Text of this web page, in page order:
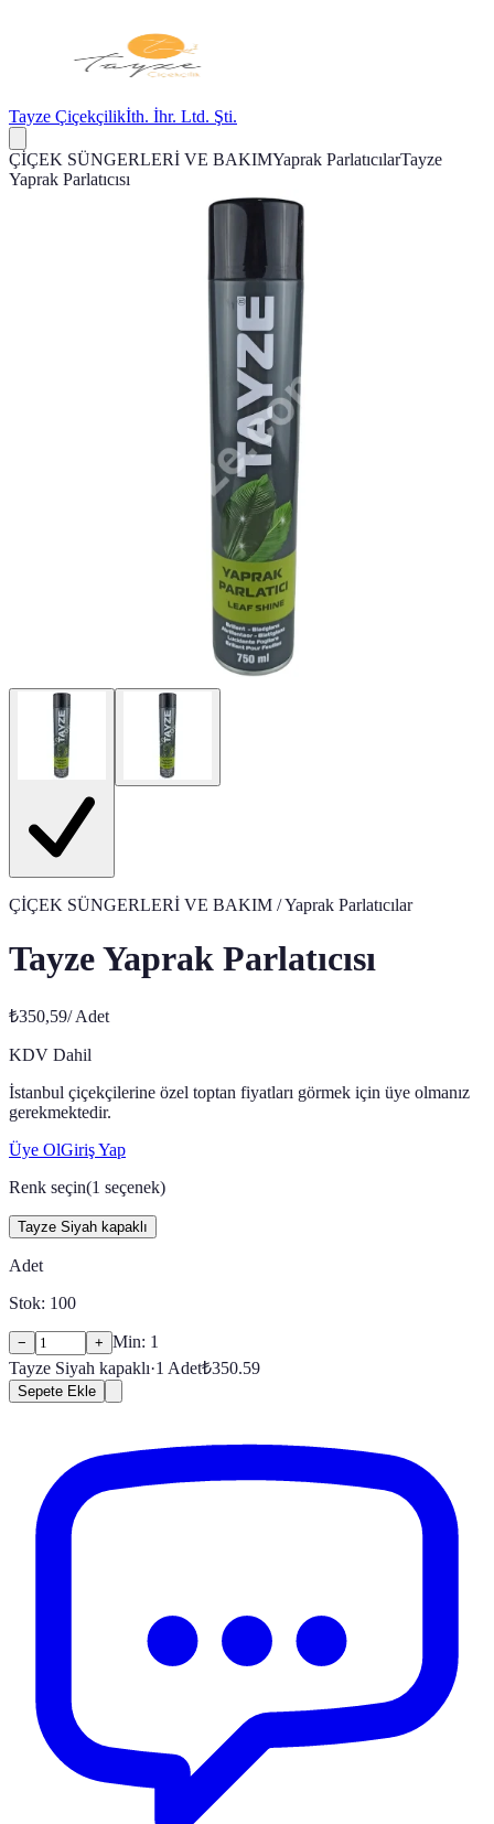
Tayze Çiçekçilikİth. İhr. Ltd. Şti.
ÇİÇEK SÜNGERLERİ VE BAKIMYaprak ParlatıcılarTayze
Yaprak Parlatıcısı
ÇİÇEK SÜNGERLERİ VE BAKIM / Yaprak Parlatıcılar
Tayze Yaprak Parlatıcısı
₺350,59/Adet
KDV Dahil
İstanbul çiçekçilerine özel toptan fiyatları görmek için üye olmanız
gerekmektedir.
Üye OlGiriş Yap
Renk seçin(1 seçenek)
Tayze Siyah kapaklı
Adet
Stok: 100
− + Min: 1
Tayze Siyah kapaklı·1 Adet₺350.59
Sepete Ekle